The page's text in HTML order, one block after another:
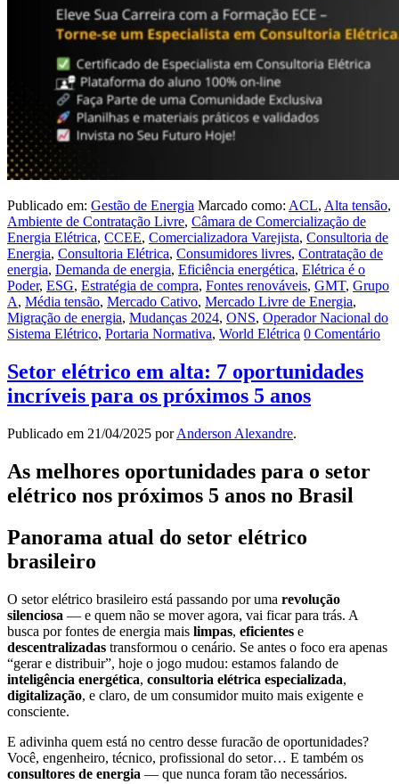
Publicado em: Gestão de Energia Marcado como: ACL, Alta tensão,
Ambiente de Contratação Livre, Câmara de Comercialização de
Energia Elétrica, CCEE, Comercializadora Varejista, Consultoria de
Energia, Consultoria Elétrica, Consumidores livres, Contratação de
energia, Demanda de energia, Eficiência energética, Elétrica é o
Poder, ESG, Estratégia de compra, Fontes renováveis, GMT, Grupo
A, Média tensão, Mercado Cativo, Mercado Livre de Energia,
Migração de energia, Mudanças 2024, ONS, Operador Nacional do
Sistema Elétrico, Portaria Normativa, World Elétrica 0 Comentário
Setor elétrico em alta: 7 oportunidades
incríveis para os próximos 5 anos
Publicado em 21/04/2025 porAnderson Alexandre.
As melhores oportunidades para o setor
elétrico nos próximos 5 anos no Brasil
Panorama atual do setor elétrico
brasileiro
O setor elétrico brasileiro está passando por uma revolução
silenciosa — e quem não se mover agora, vai ficar para trás. A
busca por fontes de energia mais limpas, eficientes e
descentralizadas transformou o cenário. Se antes o foco era apenas
“gerar e distribuir”, hoje o jogo mudou: estamos falando de
inteligência energética, consultoria elétrica especializada,
digitalização, e claro, de um consumidor muito mais exigente e
consciente.
E adivinha quem está no centro desse furacão de oportunidades?
Você, engenheiro, técnico, profissional do setor… E também os
consultores de energia — que nunca foram tão necessários.